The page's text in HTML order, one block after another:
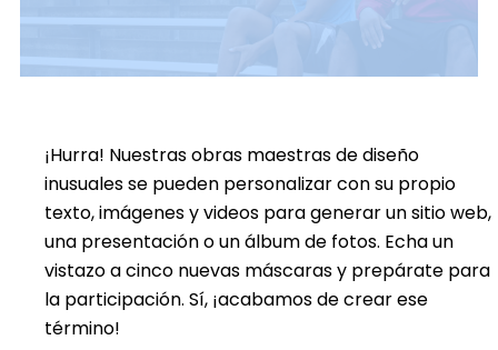
¡Hurra! Nuestras obras maestras de diseño
inusuales se pueden personalizar con su propio
texto, imágenes y videos para generar un sitio web,
una presentación o un álbum de fotos. Echa un
vistazo a cinco nuevas máscaras y prepárate para
la participación. Sí, ¡acabamos de crear ese
término!